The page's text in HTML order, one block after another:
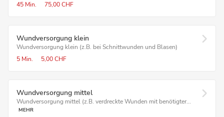
45 Min. 75,00 CHF
Wundversorgung klein
Wundversorgung klein (z.B. bei Schnittwunden und Blasen)
5 Min.
5,00 CHF
Wundversorgung mittel
Wundversorgung mittel (z.B. verdreckte Wunden mit benötigter...
MEHR